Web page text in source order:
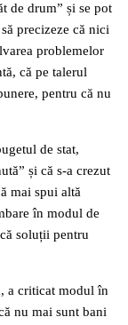
de drum” și se pot
precizeze că nici
problemelor
că pe talerul
pentru că nu
de stat,
și că s-a crezut
mai spui altă
în modul de
soluții pentru
a criticat modul în
nu mai sunt bani